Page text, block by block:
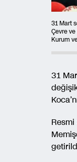
31 Mart
Çevre
Kurum
31
Resmi